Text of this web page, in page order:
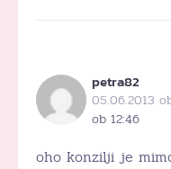
petra82
05.06.2013
ob 12:46
oho konzilji je